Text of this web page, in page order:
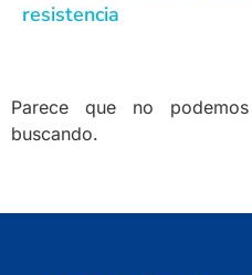
resistencia
Parece que no
buscando.